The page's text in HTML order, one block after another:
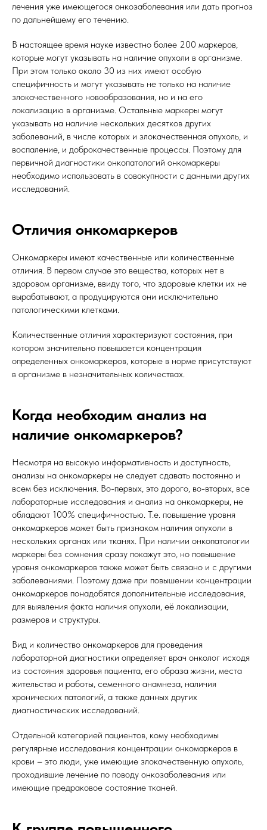
лечения уже имеющегося онкозаболевания или дать прогноз
по дальнейшему его течению.
В настоящее время науке известно более 200 маркеров,
которые могут указывать на наличие опухоли в организме.
При этом только около 30 из них имеют особую
специфичность и могут указывать не только на наличие
злокачественного новообразования, но и на его
локализацию в организме. Остальные маркеры могут
указывать на наличие нескольких десятков других
заболеваний, в числе которых и злокачественная опухоль, и
воспаление, и доброкачественные процессы. Поэтому для
первичной диагностики онкопатологий онкомаркеры
необходимо использовать в совокупности с данными других
исследований.
Отличия онкомаркеров
Онкомаркеры имеют качественные или количественные
отличия. В первом случае это вещества, которых нет в
здоровом организме, ввиду того, что здоровые клетки их не
вырабатывают, а продуцируются они исключительно
патологическими клетками.
Количественные отличия характеризуют состояния, при
котором значительно повышается концентрация
определенных онкомаркеров, которые в норме присутствуют
в организме в незначительных количествах.
Когда необходим анализ на
наличие онкомаркеров?
Несмотря на высокую информативность и доступность,
анализы на онкомаркеры не следует сдавать постоянно и
всем без исключения. Во-первых, это дорого, во-вторых, все
лабораторные исследования и анализ на онкомаркеры, не
обладают 100% специфичностью. Т.е. повышение уровня
онкомаркеров может быть признаком наличия опухоли в
нескольких органах или тканях. При наличии онкопатологии
маркеры без сомнения сразу покажут это, но повышение
уровня онкомаркеров также может быть связано и с другими
заболеваниями. Поэтому даже при повышении концентрации
онкомаркеров понадобятся дополнительные исследования,
для выявления факта наличия опухоли, её локализации,
размеров и структуры.
Вид и количество онкомаркеров для проведения
лабораторной диагностики определяет врач онколог исходя
из состояния здоровья пациента, его образа жизни, места
жительства и работы, семенного анамнеза, наличия
хронических патологий, а также данных других
диагностических исследований.
Отдельной категорией пациентов, кому необходимы
регулярные исследования концентрации онкомаркеров в
крови – это люди, уже имеющие злокачественную опухоль,
проходившие лечение по поводу онкозаболевания или
имеющие предраковое состояние тканей.